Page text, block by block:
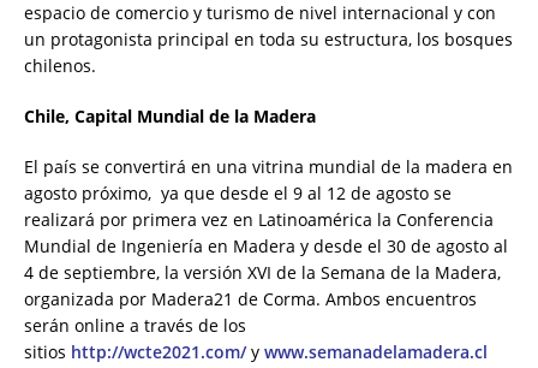
espacio de comercio y turismo de nivel internacional y con
un protagonista principal en toda su estructura, los bosques
chilenos.
Chile, Capital Mundial de la Madera
El país se convertirá en una vitrina mundial de la madera en
agosto próximo, ya que desde el 9 al 12 de agosto se
realizará por primera vez en Latinoamérica la Conferencia
Mundial de Ingeniería en Madera y desde el 30 de agosto al
4 de septiembre, la versión XVI de la Semana de la Madera,
organizada por Madera21 de Corma. Ambos encuentros
serán online a través de los
sitios http://wcte2021.com/y www.semanadelamadera.cl